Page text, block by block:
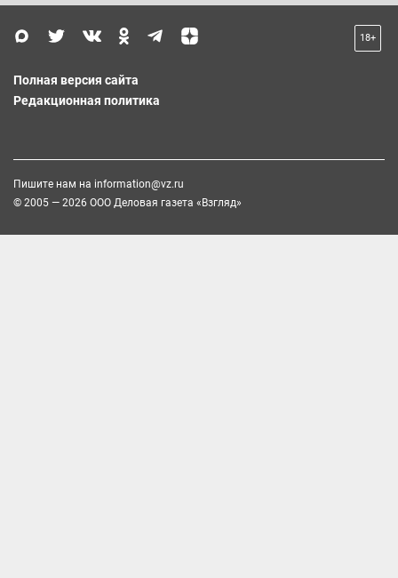
18+
Полная версия сайта
Редакционная политика
Пишите нам на information@vz.ru
© 2005 — 2026 ООО Деловая газета «Взгляд»